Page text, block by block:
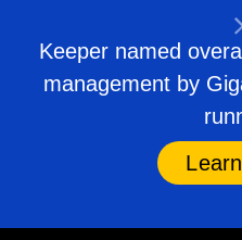
Keeper named
management by